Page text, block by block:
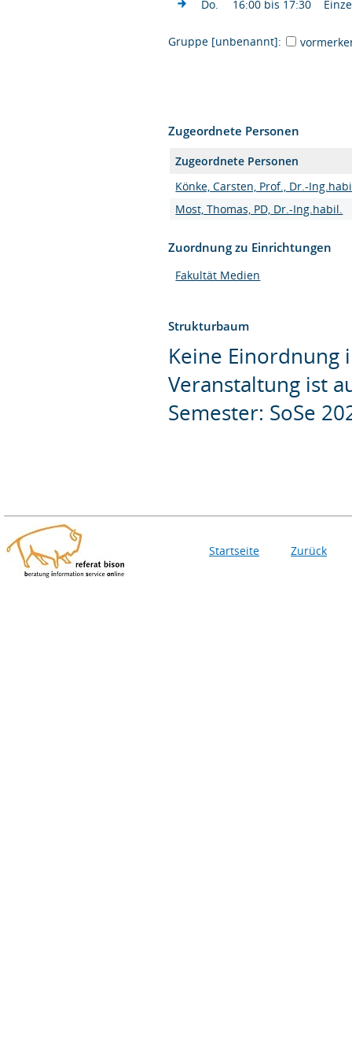
Do. 16:00 bis 17:30
Gruppe [unbenannt]:
Zugeordnete Personen
Zugeordnete Personen
Könke, Carsten, Prof., Dr.-
Most, Thomas, PD, Dr.-Ing.habil.
Zuordnung zu Einrichtungen
Fakultät Medien
Strukturbaum
Keine Einordnung
Veranstaltung ist
Semester: SoSe
Startseite Zurück